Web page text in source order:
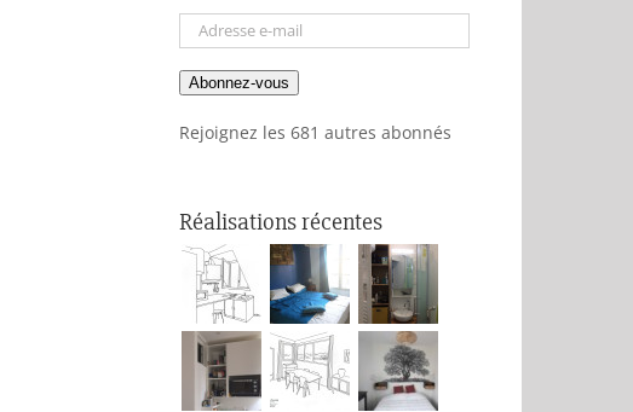
Adresse
mail
Abonnez-vous
Rejoignez les 681 autres abonnés
Réalisations récentes